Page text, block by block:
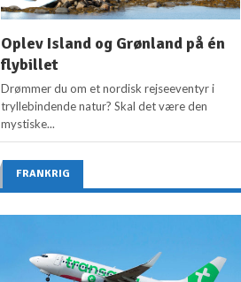
Oplev Island og Grønland på én
flybillet
Drømmer du om et nordisk rejseeventyr i
tryllebindende natur? Skal det være den
mystiske...
FRANKRIG